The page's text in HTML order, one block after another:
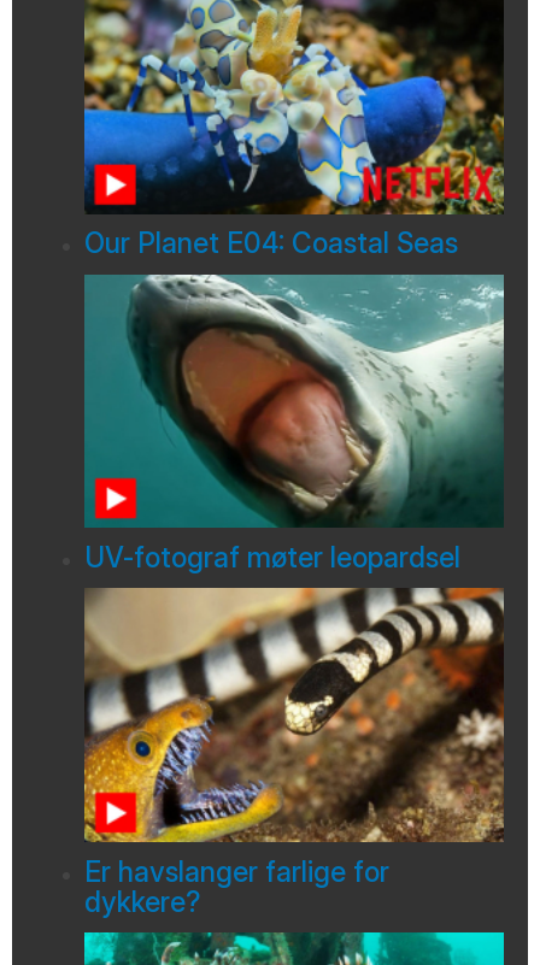
Our Planet E04: Coastal Seas
UV-fotograf møter leopardsel
Er havslanger farlige for
dykkere?